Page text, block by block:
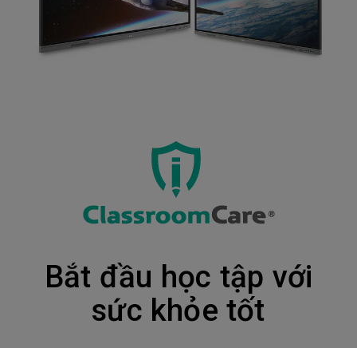
Bắt đầu học tập với
sức khỏe tốt